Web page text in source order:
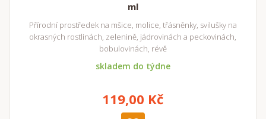
ml
Přírodní prostředek na mšice, molice, třásněnky, svilušky na
okrasných rostlinách, zelenině, jádrovinách a peckovinách,
bobulovinách, révě
skladem do týdne
119,00 Kč